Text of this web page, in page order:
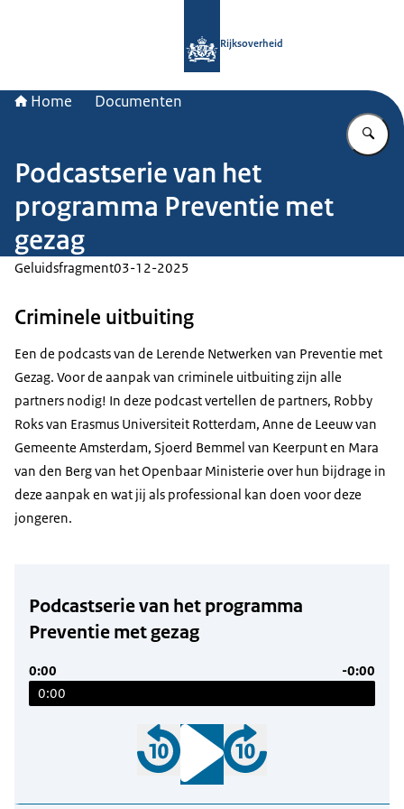
Rijksoverheid
Home Documenten
Podcastserie van het
programma Preventie met
gezag
Geluidsfragment03-12-2025
Criminele uitbuiting
Een de podcasts van de Lerende Netwerken van Preventie met
Gezag. Voor de aanpak van criminele uitbuiting zijn alle
partners nodig! In deze podcast vertellen de partners, Robby
Roks van Erasmus Universiteit Rotterdam, Anne de Leeuw van
Gemeente Amsterdam, Sjoerd Bemmel van Keerpunt en Mara
van den Berg van het Openbaar Ministerie over hun bijdrage in
deze aanpak en wat jij als professional kan doen voor deze
jongeren.
Podcastserie van het programma
Preventie met gezag
0:00
0:00
-0:00